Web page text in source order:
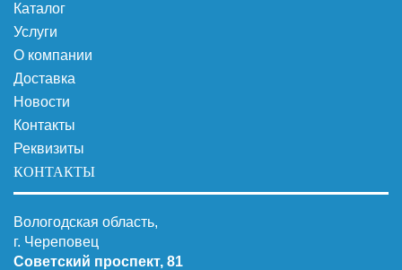
Каталог
Услуги
О компании
Доставка
Новости
Контакты
Реквизиты
КОНТАКТЫ
Вологодская область,
г. Череповец
Советский проспект, 81